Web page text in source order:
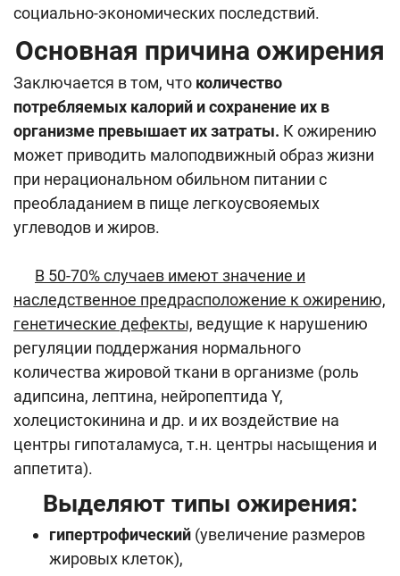
социально-экономических последствий.
Основная причина ожирения
Заключается в том, что количество
потребляемых калорий и сохранение их в
организме превышает их затраты. К ожирению
может приводить малоподвижный образ жизни
при нерациональном обильном питании с
преобладанием в пище легкоусвояемых
углеводов и жиров.
В 50-70% случаев имеют значение и
наследственное предрасположение к ожирению,
генетические дефекты, ведущие к нарушению
регуляции поддержания нормального
количества жировой ткани в организме (роль
адипсина, лептина, нейропептида Y,
холецистокинина и др. и их воздействие на
центры гипоталамуса, т.н. центры насыщения и
аппетита).
Выделяют типы ожирения:
гипертрофический (увеличение размеров
жировых клеток),